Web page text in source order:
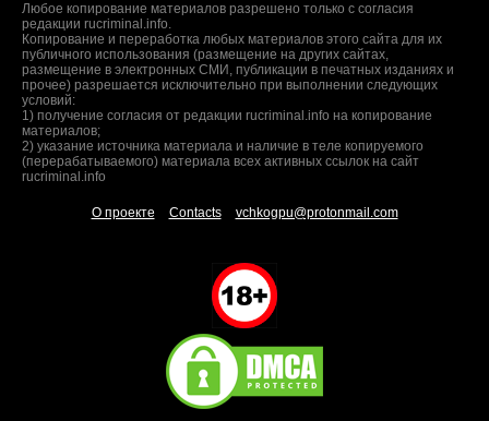
Любое копирование материалов разрешено только с согласия
редакции rucriminal.info.
Копирование и переработка любых материалов этого сайта для их
публичного использования (размещение на других сайтах,
размещение в электронных СМИ, публикации в печатных изданиях и
прочее) разрешается исключительно при выполнении следующих
условий:
1) получение согласия от редакции rucriminal.info на копирование
материалов;
2) указание источника материала и наличие в теле копируемого
(перерабатываемого) материала всех активных ссылок на сайт
rucriminal.info
О проекте Contacts vchkogpu@protonmail.com